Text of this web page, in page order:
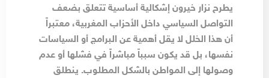
يطرح نزار خيرون إشكالية أساسية تتعلق بضعف
التواصل السياسي داخل الأحزاب المغربية، معتبراً
أن هذا الخلل لا يقل أهمية عن البرامج أو السياسات
نفسها، بل قد يكون سبباً مباشراً في فشلها أو عدم
وصولها إلى المواطن بالشكل المطلوب. ينطلق